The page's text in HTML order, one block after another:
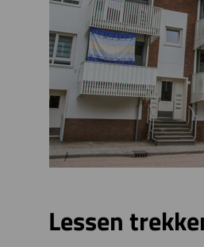
Lessen